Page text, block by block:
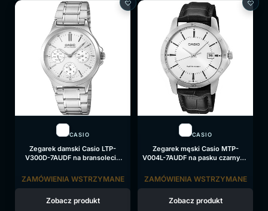
CASIO
Zegarek damski Casio LTP-
V300D-7AUDF na bransolecie
ZAMÓWIENIA WSTRZYMANE
Zobacz produkt
CASIO
Zegarek męski Casio MTP-
V004L-7AUDF na pasku czarnym,
ZAMÓWIENIA WSTRZYMANE
Zobacz produkt